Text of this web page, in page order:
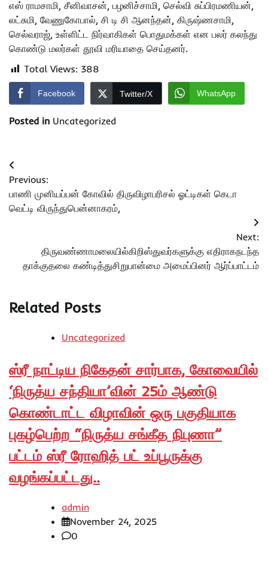
எஸ் ராமசாமி, சீனிவாசன், பழனிச்சாமி, செல்வி சுப்பிரமணியன்,
லட்சுமி, வேணுகோபால், சி டி சி ஆனந்தன், கிருஷ்ணசாமி,
செல்வராஜ், உள்ளிட்ட நிர்வாகிகள் பொதுமக்கள் என பலர் கலந்து
கொண்டு மலர்கள் தூவி மரியாதை செய்தனர்.
Total Views: 388
Facebook Twitter/X WhatsApp
Posted in Uncategorized
Post
navigation
Previous:
பாணி முனியப்பன் கோவில் திருவிழாபரிசல் ஓட்டிகள் கெடா
வெட்டி விருந்துபென்னாகரம்,
Next:
திருவண்ணாமலையில்கிறிஸ்துவர்களுக்கு எதிராகநடந்த
தாக்குதலை கண்டித்துசிறுபான்மை அமைப்பினர் ஆர்ப்பாட்டம்
Related Posts
Uncategorized
ஸ்ரீ நாட்டிய நிகேதன் சார்பாக, கோவையில்
‘நிருத்ய சந்தியா’வின் 25ம் ஆண்டு
கொண்டாட்ட விழாவின் ஒரு பகுதியாக
புகழ்பெற்ற “நிருத்ய சங்கீத நிபுணா”
பட்டம் ஸ்ரீ ரோஹித் பட் உப்பூருக்கு
வழங்கப்பட்டது..
admin
November 24, 2025
0